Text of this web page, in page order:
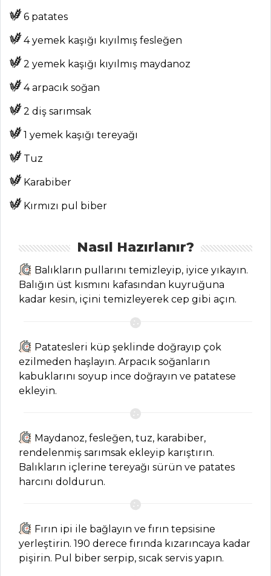
Medya
Aktüel
Chefs
Haber
ŞEFİN TARİFLERİ
Tüm
Kategoriler
SOSLAR
Levrek Marin
Tarifi? Nasıl Yapılır?
Şakşuka Tarifi,
Kalamar Dolması
Tarifi, Nasıl Yapılır?
Mezeler ve Soslar
Tüm Tarifleri
ET YEMEKLERI
Fırında Dana Eti
Kapama Tarifi, Nasıl
Tarifi, Nasıl Yapılır?
Hardal Marine
6 patates
4 yemek kaşığı kıyılmış fesleğen
2 yemek kaşığı kıyılmış maydanoz
4 arpacık soğan
2 diş sarımsak
1 yemek kaşığı tereyağı
Tuz
Karabiber
Kırmızı pul biber
Nasıl Hazırlanır?
Balıkların pullarını temizleyip, iyice yıkayın.
Balığın üst kısmını kafasından kuyruğuna
kadar kesin, içini temizleyerek cep gibi açın.
Patatesleri küp şeklinde doğrayıp çok
ezilmeden haşlayın. Arpacık soğanların
kabuklarını soyup ince doğrayın ve patatese
ekleyin.
Maydanoz, fesleğen, tuz, karabiber,
rendelenmiş sarımsak ekleyip karıştırın.
Balıkların içlerine tereyağı sürün ve patates
harcını doldurun.
Fırın ipi ile bağlayın ve fırın tepsisine
yerleştirin. 190 derece fırında kızarıncaya kadar
pişirin. Pul biber serpip, sıcak servis yapın.